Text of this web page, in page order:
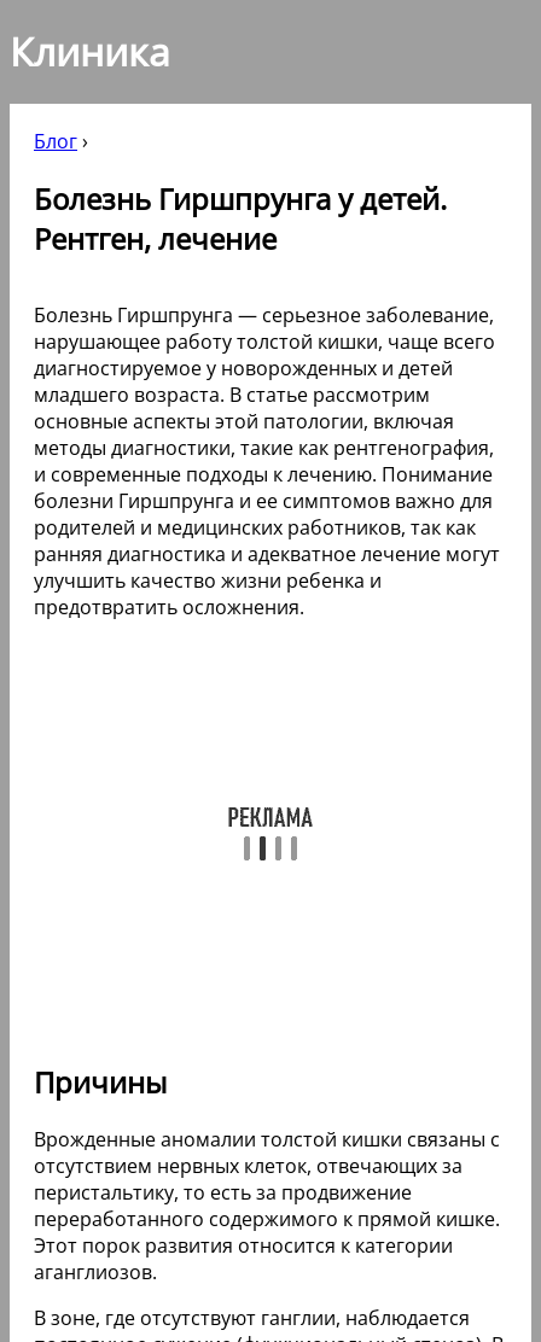
Клиника
Блог›
Болезнь Гиршпрунга у детей.
Рентген, лечение
Болезнь Гиршпрунга — серьезное заболевание,
нарушающее работу толстой кишки, чаще всего
диагностируемое у новорожденных и детей
младшего возраста. В статье рассмотрим
основные аспекты этой патологии, включая
методы диагностики, такие как рентгенография,
и современные подходы к лечению. Понимание
болезни Гиршпрунга и ее симптомов важно для
родителей и медицинских работников, так как
ранняя диагностика и адекватное лечение могут
улучшить качество жизни ребенка и
предотвратить осложнения.
Причины
Врожденные аномалии толстой кишки связаны с
отсутствием нервных клеток, отвечающих за
перистальтику, то есть за продвижение
переработанного содержимого к прямой кишке.
Этот порок развития относится к категории
аганглиозов.
В зоне, где отсутствуют ганглии, наблюдается